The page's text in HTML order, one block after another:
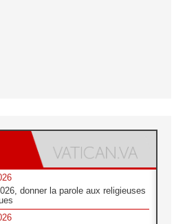
donner la parole aux religieuses